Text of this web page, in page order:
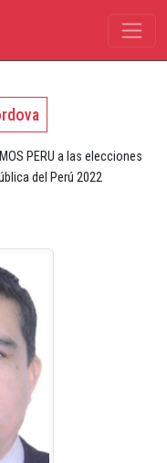
PERU a las elecciones
del Perú 2022